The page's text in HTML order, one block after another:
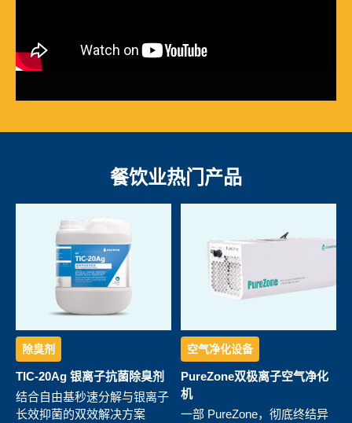
餐饮业热门产品
除臭剂
TIC-20Ag 银离子抗菌除臭剂
结合自由基秒速分解与银离子
长效抑菌的双效解决方案
空气净化设备
PureZone双极离子空气净化
机
一部 PureZone，彻底终结异